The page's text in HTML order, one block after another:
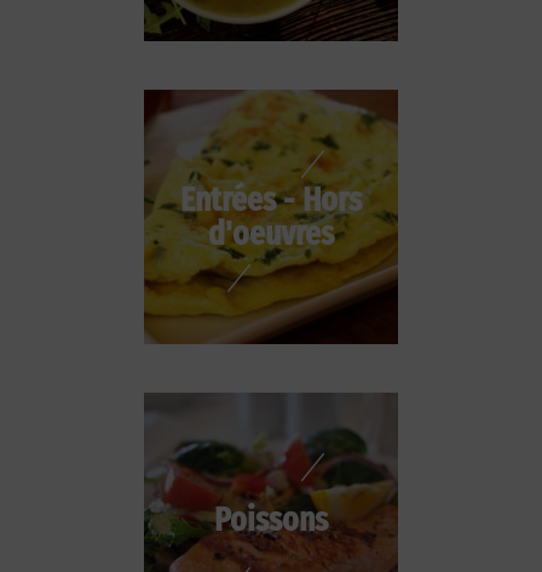
Entrées - Hors
d'oeuvres
Poissons